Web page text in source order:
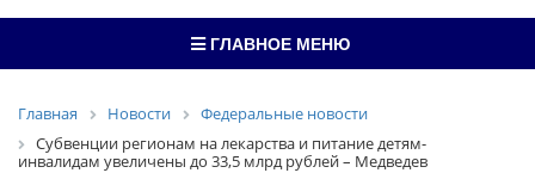
ГЛАВНОЕ МЕНЮ
Главная Новости
Федеральные новости
Субвенции регионам на лекарства и питание детям-
инвалидам увеличены до 33,5 млрд рублей – Медведев